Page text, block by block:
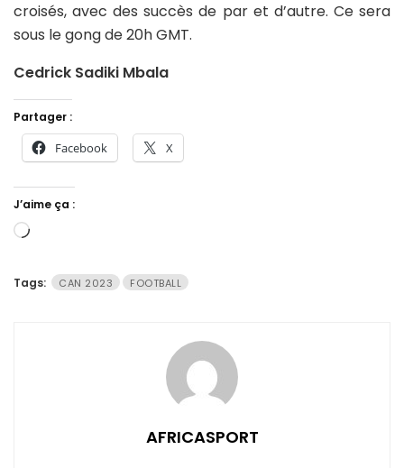
croisés, avec des succès de par et d’autre. Ce sera
sous le gong de 20h GMT.
Cedrick Sadiki Mbala
Partager :
Facebook X
J’aime ça :
Chargement…
Tags: CAN 2023 FOOTBALL
AFRICASPORT